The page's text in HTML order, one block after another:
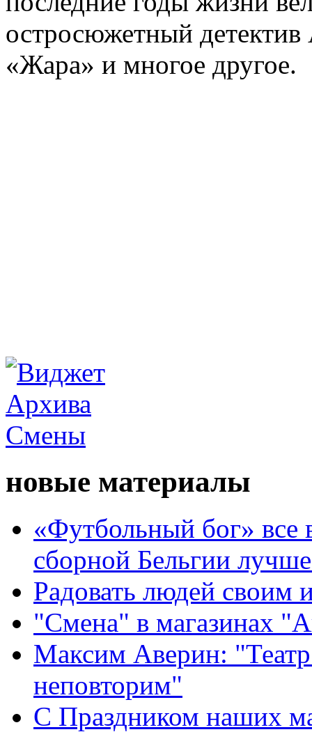
остросюжетный детектив
«Жара» и многое другое.
новые материалы
«Футбольный бог» все
сборной Бельгии
Радовать людей своим
"Смена" в магазинах
Максим Аверин:
неповторим"
С Праздником наших